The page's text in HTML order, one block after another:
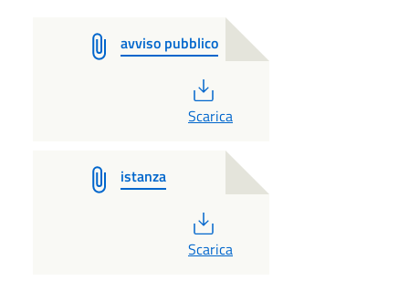
avviso pubblico
PDF
Scarica
istanza
PDF
Scarica